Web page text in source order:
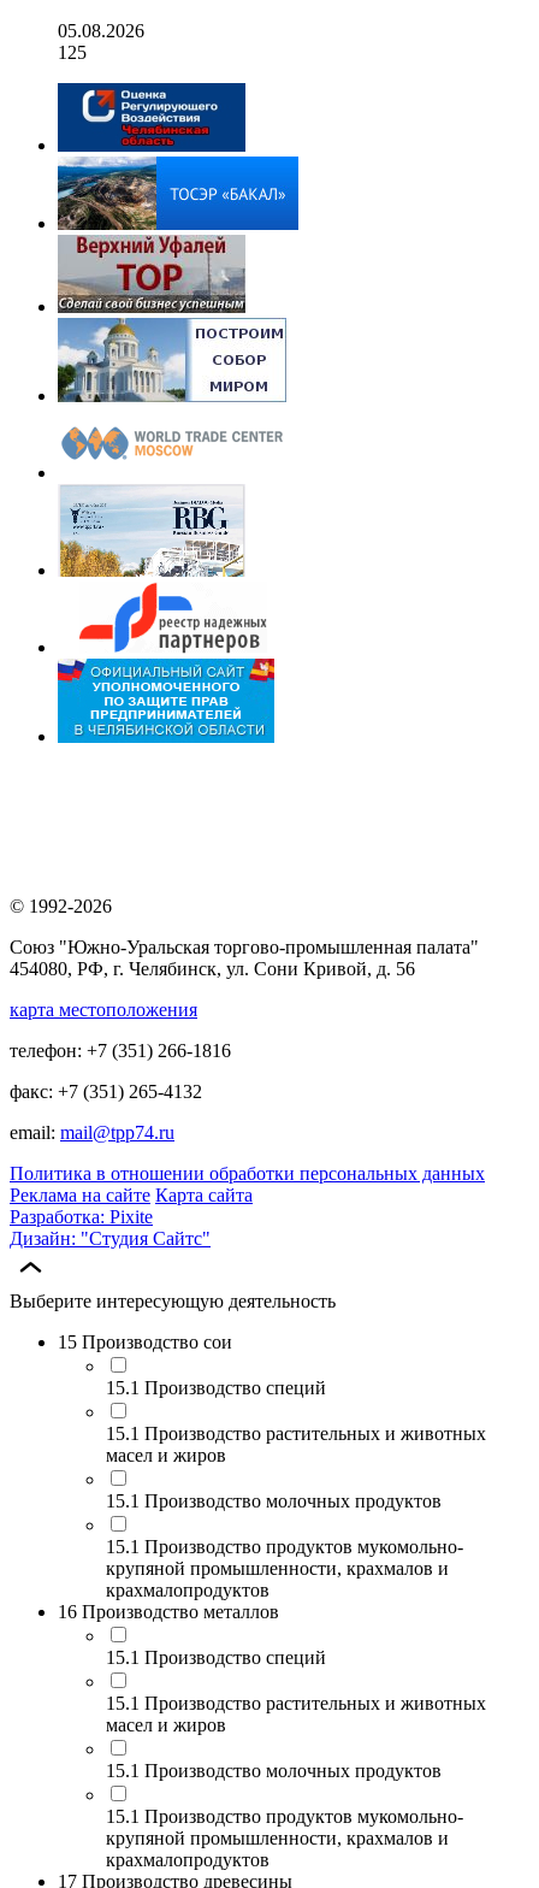
05.08.2026
125
© 1992-2026
Союз "Южно-Уральская торгово-промышленная палата"
454080, РФ, г. Челябинск, ул. Сони Кривой, д. 56
карта местоположения
телефон: +7 (351) 266-1816
факс: +7 (351) 265-4132
email: mail@tpp74.ru
Политика в отношении обработки персональных данных
Реклама на сайте Карта сайта
Разработка: Pixite
Дизайн: "Студия Сайтс"
Выберите интересующую деятельность
15 Производство сои
15.1 Производство специй
15.1 Производство растительных и животных
масел и жиров
15.1 Производство молочных продуктов
15.1 Производство продуктов мукомольно-
крупяной промышленности, крахмалов и
крахмалопродуктов
16 Производство металлов
15.1 Производство специй
15.1 Производство растительных и животных
масел и жиров
15.1 Производство молочных продуктов
15.1 Производство продуктов мукомольно-
крупяной промышленности, крахмалов и
крахмалопродуктов
17 Производство древесины